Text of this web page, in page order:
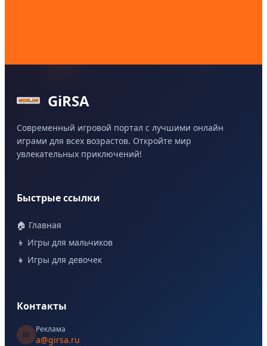
GiRSA
Современный игровой портал с лучшими онлайн
играми для всех возрастов. Откройте мир
увлекательных приключений!
Быстрые ссылки
🏠 Главная
👦 Игры для мальчиков
👧 Игры для девочек
Контакты
📧
Реклама
a@girsa.ru